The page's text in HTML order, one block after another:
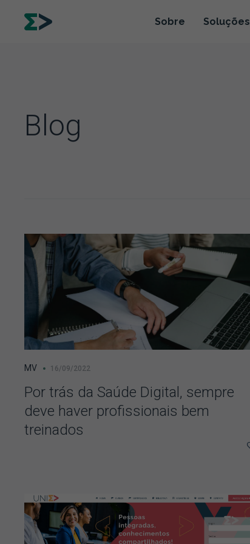
Sobre Soluções
Blog
MV 16/09/2022
Por trás da Saúde Digital, sempre
deve haver profissionais bem
treinados